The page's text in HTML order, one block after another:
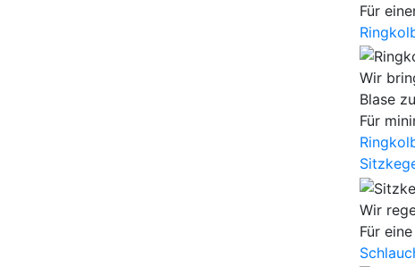
Für
Wir
Blase
Für
Wir
Für